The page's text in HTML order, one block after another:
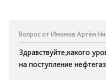
Вопрос от Имомов Артём
Здравствуйте,какого
на поступление